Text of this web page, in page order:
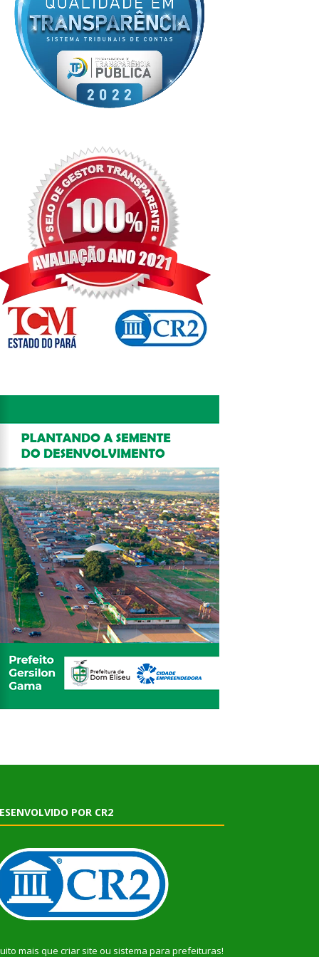
POR CR2
mais que criar site ou sistema para prefeituras!